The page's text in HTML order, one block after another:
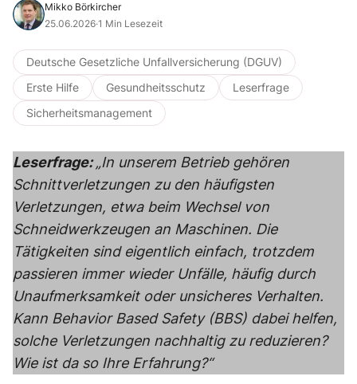
Mikko Börkircher
25.06.2026·1 Min Lesezeit
Deutsche Gesetzliche Unfallversicherung (DGUV)
Erste Hilfe
Gesundheitsschutz
Leserfrage
Sicherheitsmanagement
Leserfrage:„In unserem Betrieb gehören
Schnittverletzungen zu den häufigsten
Verletzungen, etwa beim Wechsel von
Schneidwerkzeugen an Maschinen. Die
Tätigkeiten sind eigentlich einfach, trotzdem
passieren immer wieder Unfälle, häufig durch
Unaufmerksamkeit oder unsicheres Verhalten.
Kann Behavior Based Safety (BBS) dabei helfen,
solche Verletzungen nachhaltig zu reduzieren?
Wie ist da so Ihre Erfahrung?“